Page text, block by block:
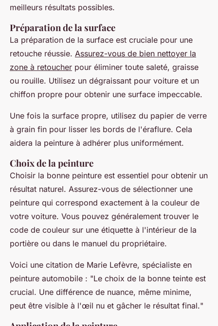
meilleurs résultats possibles.
Préparation de la surface
La préparation de la surface est cruciale pour une
retouche réussie. Assurez-vous de bien nettoyer la
zone à retoucher pour éliminer toute saleté, graisse
ou rouille. Utilisez un dégraissant pour voiture et un
chiffon propre pour obtenir une surface impeccable.
Une fois la surface propre, utilisez du papier de verre
à grain fin pour lisser les bords de l'éraflure. Cela
aidera la peinture à adhérer plus uniformément.
Choix de la peinture
Choisir la bonne peinture est essentiel pour obtenir un
résultat naturel. Assurez-vous de sélectionner une
peinture qui correspond exactement à la couleur de
votre voiture. Vous pouvez généralement trouver le
code de couleur sur une étiquette à l'intérieur de la
portière ou dans le manuel du propriétaire.
Voici une citation de Marie Lefèvre, spécialiste en
peinture automobile : "Le choix de la bonne teinte est
crucial. Une différence de nuance, même minime,
peut être visible à l'œil nu et gâcher le résultat final."